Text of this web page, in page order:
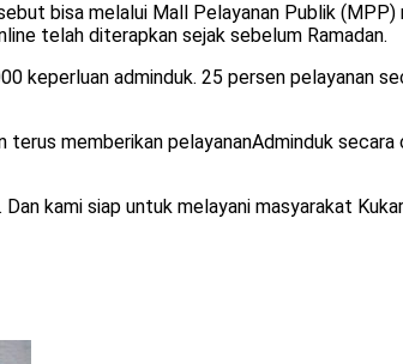
bisa melalui Mall Pelayanan Publik
telah diterapkan sejak sebelum Ramadan.
keperluan adminduk. 25 persen pelayanan
terus memberikan pelayananAdminduk
kami siap untuk melayani masyarakat